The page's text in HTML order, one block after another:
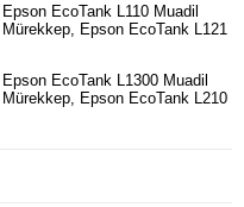
EcoTank L110 Muadil
Epson EcoTank L121
EcoTank L1300 Muadil
Epson EcoTank L210
Mürekkep, Epson EcoTank